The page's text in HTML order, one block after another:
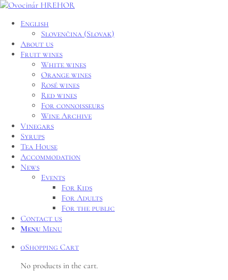
English
Slovenčina (Slovak)
About us
Fruit wines
White wines
Orange wines
Rosé wines
Red wines
For connoisseurs
Wine Archive
Vinegars
Syrups
Tea House
Accommodation
News
Events
For Kids
For Adults
For the public
Contact us
Menu Menu
0Shopping Cart
No products in the cart.